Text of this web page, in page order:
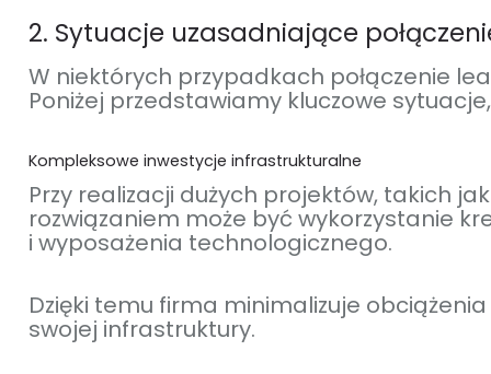
2. Sytuacje uzasadniające
W niektórych przypadkach połączenie
Poniżej przedstawiamy kluczowe
Kompleksowe inwestycje infrastrukturalne
Przy realizacji dużych projektów, takich
rozwiązaniem może być wykorzystanie
i wyposażenia technologicznego.
Dzięki temu firma minimalizuje
swojej infrastruktury.